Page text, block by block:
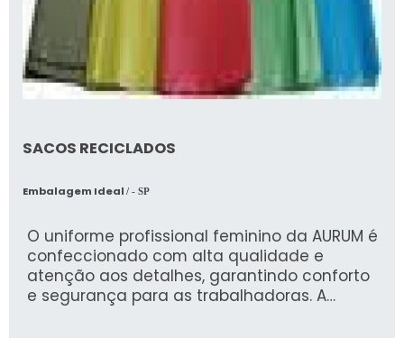
SACOS RECICLADOS
Embalagem Ideal / - SP
O uniforme profissional feminino da AURUM é
confeccionado com alta qualidade e
atenção aos detalhes, garantindo conforto
e segurança para as trabalhadoras. A